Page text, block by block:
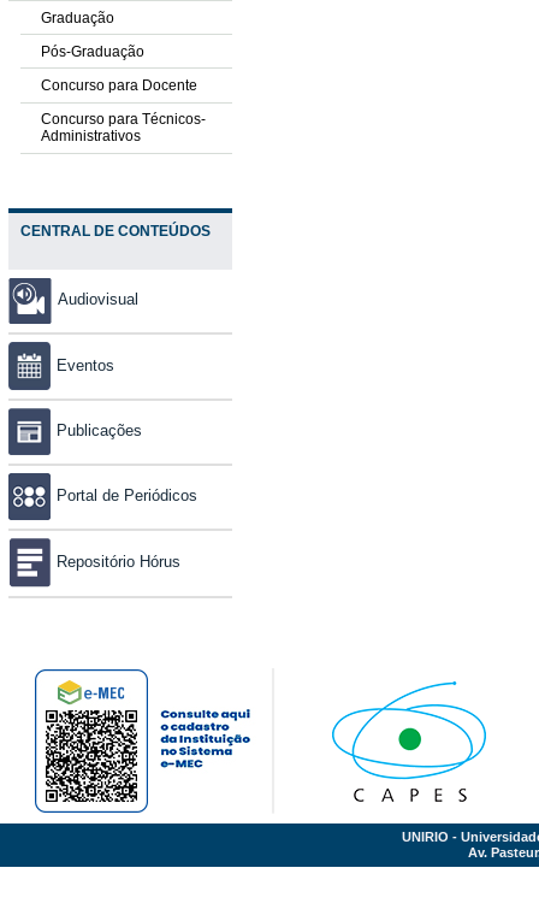
Graduação
Pós-Graduação
Concurso para Docente
Concurso para Técnicos-
Administrativos
CENTRAL DE CONTEÚDOS
Audiovisual
Eventos
Publicações
Portal de Periódicos
Repositório Hórus
UNIRIO -
Av.